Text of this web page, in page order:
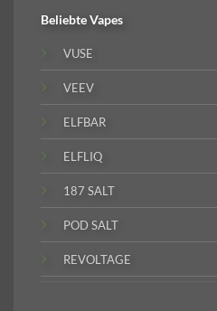
BeliebteVapes
VUSE
VEEV
ELFBAR
ELFLIQ
187 SALT
POD SALT
REVOLTAGE